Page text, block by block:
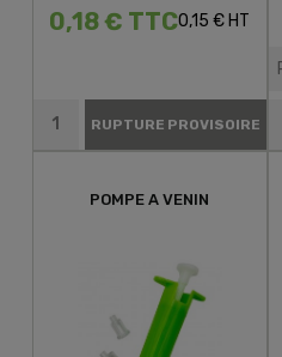
0,18 € TTC0,15 € HT
RUPTURE PROVISOIRE
POMPE A VENIN